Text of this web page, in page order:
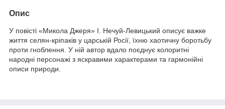
Опис
У повісті «Микола Джеря» І. Нечуй-Левицький описує важке
життя селян-кріпаків у царській Росії, їхню хаотичну боротьбу
проти гноблення. У ній автор вдало поєднує колоритні
народні персонажі з яскравими характерами та гармонійні
описи природи.